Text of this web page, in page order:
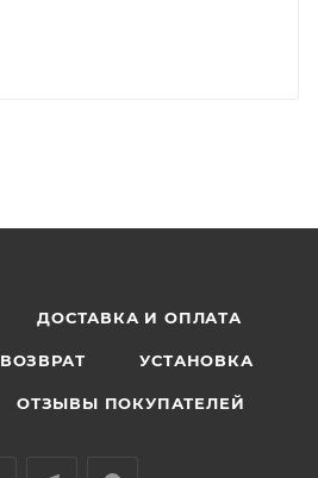
ДОСТАВКА И ОПЛАТА
ВОЗВРАТ УСТАНОВКА
ОТЗЫВЫ ПОКУПАТЕЛЕЙ